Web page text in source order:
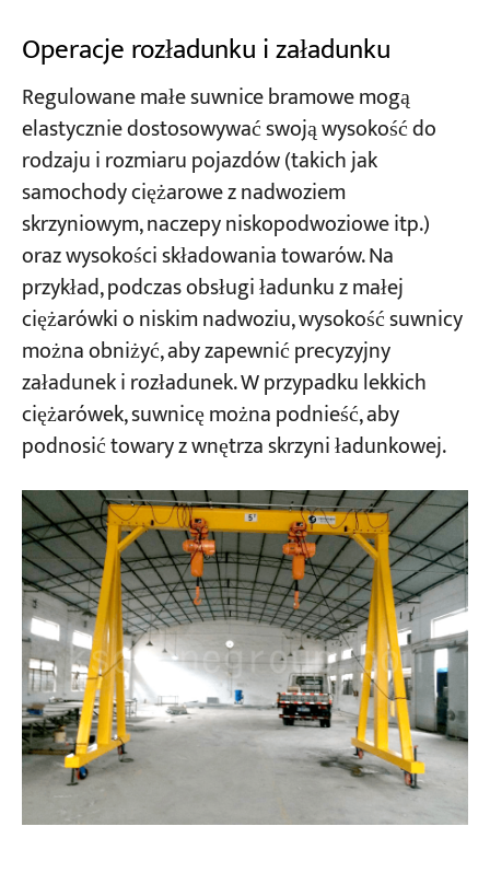
Operacje rozładunku i załadunku
Regulowane małe suwnice bramowe mogą
elastycznie dostosowywać swoją wysokość do
rodzaju i rozmiaru pojazdów (takich jak
samochody ciężarowe z nadwoziem
skrzyniowym, naczepy niskopodwoziowe itp.)
oraz wysokości składowania towarów. Na
przykład, podczas obsługi ładunku z małej
ciężarówki o niskim nadwoziu, wysokość suwnicy
można obniżyć, aby zapewnić precyzyjny
załadunek i rozładunek. W przypadku lekkich
ciężarówek, suwnicę można podnieść, aby
podnosić towary z wnętrza skrzyni ładunkowej.